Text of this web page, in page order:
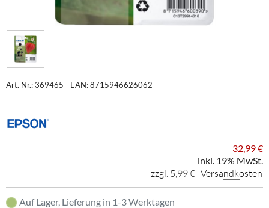
Art. Nr.: 369465 EAN: 8715946626062
32,99 €
inkl. 19% MwSt.
zzgl. 5,99 € Versandkosten
Auf Lager, Lieferung in 1-3 Werktagen